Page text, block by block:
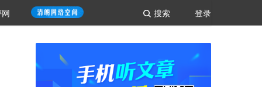
登录
搜索